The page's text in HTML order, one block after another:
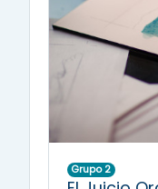
Grupo 2